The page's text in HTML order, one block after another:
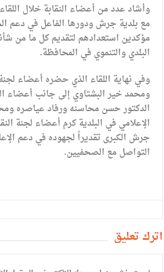
وأشاد عدد من أعضاء النقابة خلال
مع بلدية جرش ودورها الفاعل في دعم
مؤكدين استعدادهم لتقديم كل ما من
البلدي والتنموي في المحافظة.
وفي نهاية اللقاء الذي حضره أعضاء
ومحمد خير البشتاوي إلى جانب أعضاء
الدكتور حسن محاسنه ورفاد عياصره
الإعلامي في البلدية كرم أعضاء لجنة
جرش الكبرى تقديراً لجهوده في دعم
التواصل مع الصحفيين.
أترك تعليق